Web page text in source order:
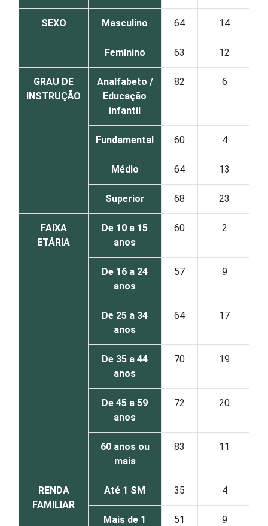
SEXO Masculino 64 14
Feminino 63 12
GRAU DE
INSTRUÇÃO
Analfabeto /
Educação
infantil
82 6
Fundamental 60 4
Médio 64 13
Superior 68 23
FAIXA
ETÁRIA
De 10 a 15
anos
60 2
De 16 a 24
anos
57 9
De 25 a 34
anos
64 17
De 35 a 44
anos
70 19
De 45 a 59
anos
72 20
60 anos ou
mais
83 11
RENDA
FAMILIAR
Até 1 SM 35 4
Mais de 1
51 9